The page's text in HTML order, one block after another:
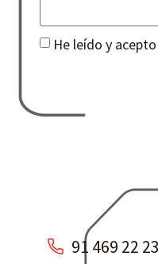
He leído y
91 469 22 23